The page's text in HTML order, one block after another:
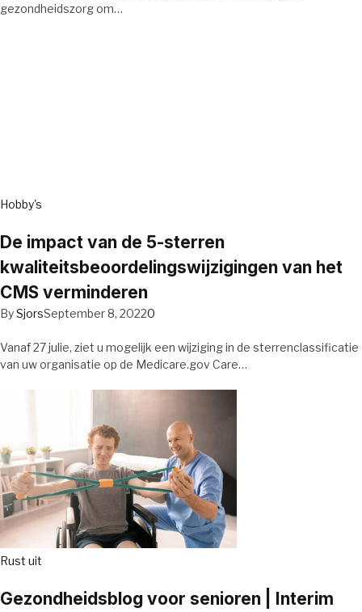
gezondheidszorg om…
Hobby's
De impact van de 5-sterren
kwaliteitsbeoordelingswijzigingen van het
CMS verminderen
BySjorsSeptember 8, 20220
Vanaf 27 julie, ziet u mogelijk een wijziging in de sterrenclassificatie
van uw organisatie op de Medicare.gov Care…
Rust uit
Gezondheidsblog voor senioren | Interim